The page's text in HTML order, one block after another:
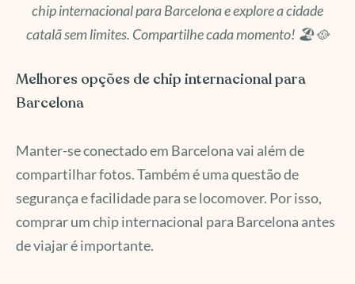
chip internacional para Barcelona e explore a cidade
catalã sem limites. Compartilhe cada momento! 🏖️🥘
Melhores opções de chip internacional para
Barcelona
Manter-se conectado em Barcelona vai além de
compartilhar fotos. Também é uma questão de
segurança e facilidade para se locomover. Por isso,
comprar um chip internacional para Barcelona antes
de viajar é importante.